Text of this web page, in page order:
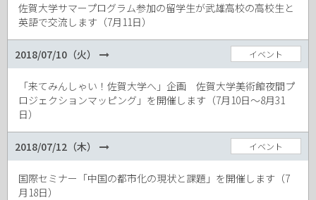
佐賀大学サマープログラム参加の留学生が武雄高校の高校生と
英語で交流します（7月11日）
2018/07/10（火）
「来てみんしゃい！佐賀大学へ」企画 佐賀大学美術館夜間プ
ロジェクションマッピング」を開催します（7月10日～8月31
日）
イベント
2018/07/12（木）
国際セミナー「中国の都市化の現状と課題」を開催します（7
月18日）
イベント